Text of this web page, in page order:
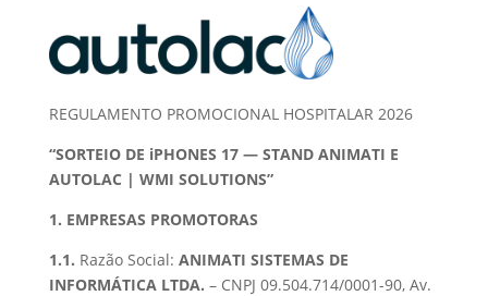
REGULAMENTO PROMOCIONAL HOSPITALAR 2026
“SORTEIO DE iPHONES 17 — STAND ANIMATI E
AUTOLAC | WMI SOLUTIONS”
1. EMPRESAS PROMOTORAS
1.1. Razão Social: ANIMATI SISTEMAS DE
INFORMÁTICA LTDA. – CNPJ 09.504.714/0001-90, Av.